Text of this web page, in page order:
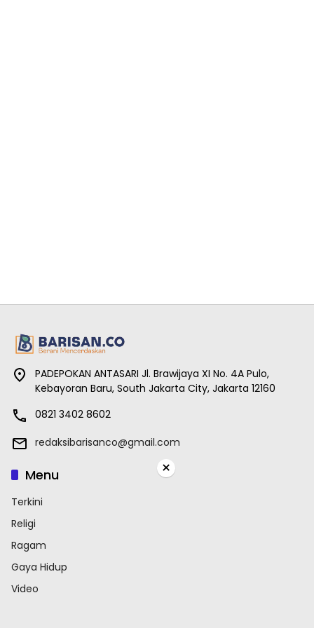
PADEPOKAN ANTASARI Jl. Brawijaya XI No. 4A Pulo,
Kebayoran Baru, South Jakarta City, Jakarta 12160
0821 3402 8602
redaksibarisanco@gmail.com
Menu
Terkini
Religi
Ragam
Gaya Hidup
Video
×